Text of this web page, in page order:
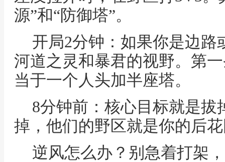
源”和“防御塔”。
开局2分钟：如果你是边
河道之灵和暴君的视野。第
当于一个人头加半座塔。
8分钟前：核心目标就是
掉，他们的野区就是你的后
逆风怎么办？别急着打架